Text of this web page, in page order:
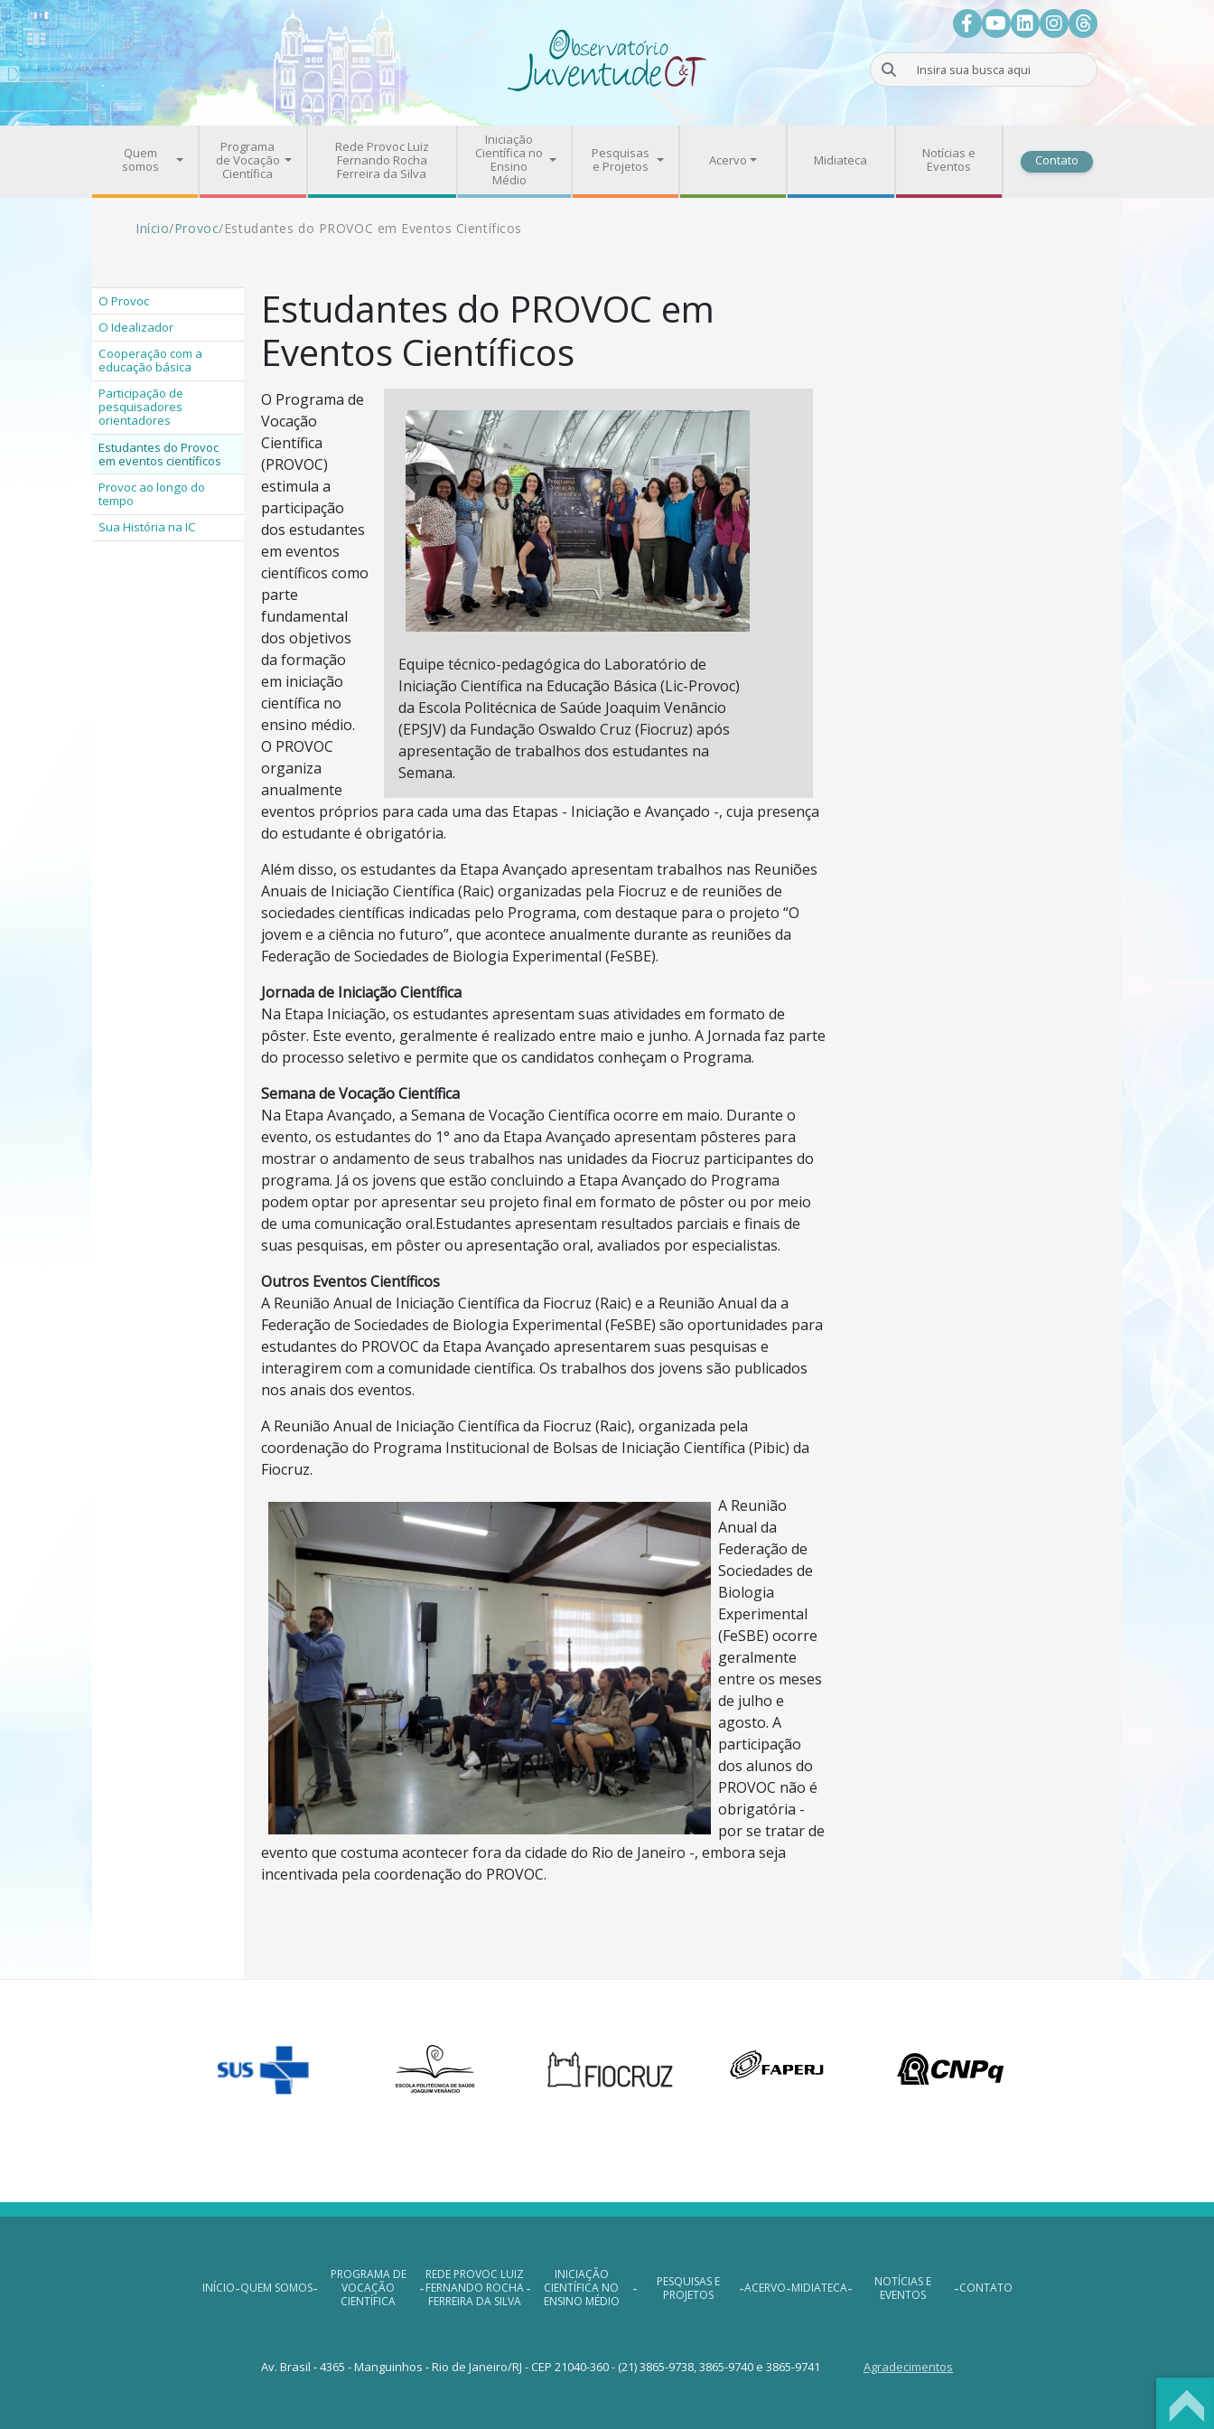
Pular para o conteúdo principal
Facebook
Youtube
LinkedIn
Instagram
Threads
Buscar
Navegação principal
Quem
somos
Programa
de Vocação
Científica
Rede Provoc Luiz
Fernando Rocha
Ferreira da Silva
Iniciação
Científica no
Ensino
Médio
Pesquisas
e Projetos
Acervo Midiateca
Notícias e
Eventos
Contato
Trilha de navegação
Início/Provoc/Estudantes do PROVOC em Eventos Científicos
O Provoc
O Idealizador
Cooperação com a
educação básica
Participação de
pesquisadores
orientadores
Estudantes do Provoc
em eventos científicos
Provoc ao longo do
tempo
Sua História na IC
Estudantes do PROVOC em
Eventos Científicos
Equipe técnico-pedagógica do Laboratório de
Iniciação Científica na Educação Básica (Lic-Provoc)
da Escola Politécnica de Saúde Joaquim Venâncio
(EPSJV) da Fundação Oswaldo Cruz (Fiocruz) após
apresentação de trabalhos dos estudantes na
Semana.
O Programa de
Vocação
Científica
(PROVOC)
estimula a
participação
dos estudantes
em eventos
científicos como
parte
fundamental
dos objetivos
da formação
em iniciação
científica no
ensino médio.
O PROVOC
organiza
anualmente
eventos próprios para cada uma das Etapas - Iniciação e Avançado -, cuja presença
do estudante é obrigatória.
Além disso, os estudantes da Etapa Avançado apresentam trabalhos nas Reuniões
Anuais de Iniciação Científica (Raic) organizadas pela Fiocruz e de reuniões de
sociedades científicas indicadas pelo Programa, com destaque para o projeto “O
jovem e a ciência no futuro”, que acontece anualmente durante as reuniões da
Federação de Sociedades de Biologia Experimental (FeSBE).
Jornada de Iniciação Científica
Na Etapa Iniciação, os estudantes apresentam suas atividades em formato de
pôster. Este evento, geralmente é realizado entre maio e junho. A Jornada faz parte
do processo seletivo e permite que os candidatos conheçam o Programa.
Semana de Vocação Científica
Na Etapa Avançado, a Semana de Vocação Científica ocorre em maio. Durante o
evento, os estudantes do 1° ano da Etapa Avançado apresentam pôsteres para
mostrar o andamento de seus trabalhos nas unidades da Fiocruz participantes do
programa. Já os jovens que estão concluindo a Etapa Avançado do Programa
podem optar por apresentar seu projeto final em formato de pôster ou por meio
de uma comunicação oral.Estudantes apresentam resultados parciais e finais de
suas pesquisas, em pôster ou apresentação oral, avaliados por especialistas.
Outros Eventos Científicos
A Reunião Anual de Iniciação Científica da Fiocruz (Raic) e a Reunião Anual da a
Federação de Sociedades de Biologia Experimental (FeSBE) são oportunidades para
estudantes do PROVOC da Etapa Avançado apresentarem suas pesquisas e
interagirem com a comunidade científica. Os trabalhos dos jovens são publicados
nos anais dos eventos.
A Reunião Anual de Iniciação Científica da Fiocruz (Raic), organizada pela
coordenação do Programa Institucional de Bolsas de Iniciação Científica (Pibic) da
Fiocruz.
A Reunião
Anual da
Federação de
Sociedades de
Biologia
Experimental
(FeSBE) ocorre
geralmente
entre os meses
de julho e
agosto. A
participação
dos alunos do
PROVOC não é
obrigatória -
por se tratar de
evento que costuma acontecer fora da cidade do Rio de Janeiro -, embora seja
incentivada pela coordenação do PROVOC.
Navegação Rodapé
INÍCIO-QUEM SOMOS-
PROGRAMA DE
VOCAÇÃO
CIENTÍFICA
-
REDE PROVOC LUIZ
FERNANDO ROCHA
FERREIRA DA SILVA
-
INICIAÇÃO
CIENTÍFICA NO
ENSINO MÉDIO
-
PESQUISAS E
PROJETOS
-ACERVO-MIDIATECA-
NOTÍCIAS E
EVENTOS
-CONTATO
Av. Brasil - 4365 - Manguinhos - Rio de Janeiro/RJ - CEP 21040-360 - (21) 3865-9738, 3865-9740 e 3865-9741 Agradecimentos